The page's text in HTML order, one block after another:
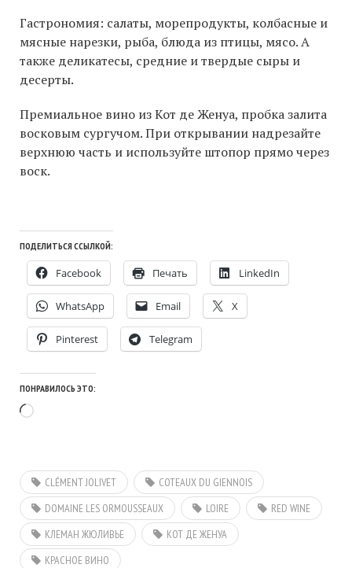
Гастрономия: салаты, морепродукты, колбасные и
мясные нарезки, рыба, блюда из птицы, мясо. А
также деликатесы, средние и твердые сыры и
десерты.
Премиальное вино из Кот де Женуа, пробка залита
восковым сургучом. При открывании надрезайте
верхнюю часть и используйте штопор прямо через
воск.
ПОДЕЛИТЬСЯ ССЫЛКОЙ:
Facebook Печать LinkedIn
WhatsApp Email X
Pinterest Telegram
ПОНРАВИЛОСЬ ЭТО:
Загрузка…
CLÉMENT JOLIVET
COTEAUX DU GIENNOIS
DOMAINE LES ORMOUSSEAUX
LOIRE
RED WINE
КЛЕМАН ЖЮЛИВЬЕ
КОТ ДЕ ЖЕНУА
КРАСНОЕ ВИНО